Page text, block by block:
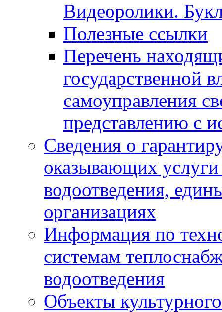
Видеоролики.
Полезные ссылки
Перечень
государственной
самоуправления
представлению с
Сведения о
оказывающих
водоотведения,
организациях
Информация по
системам
водоотведения
Объекты